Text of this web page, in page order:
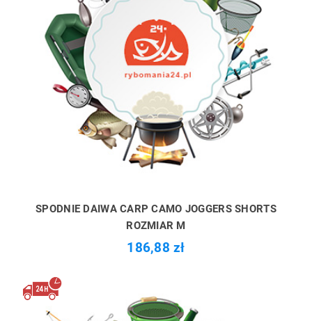
SPODNIE DAIWA CARP CAMO JOGGERS SHORTS
ROZMIAR M
186,88 zł